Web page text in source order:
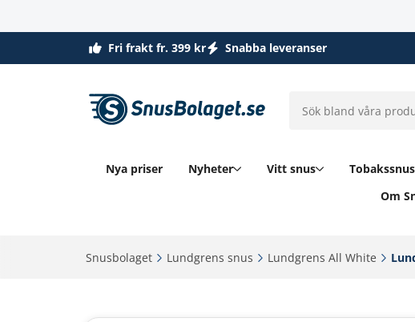
Fri frakt fr. 399 kr Snabba leveranser
Nya priser Nyheter Vitt snus Tobakssnus
Om
Snusbolaget‎ Lundgrens snus‎ Lundgrens All White‎